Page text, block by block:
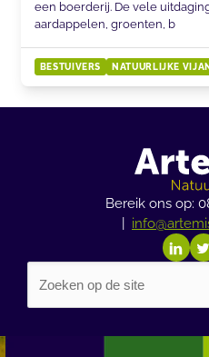
een boerderij. De vele
aardappelen, groenten, b
BESTUIVERS NATUURLIJKE
Bereik ons op: